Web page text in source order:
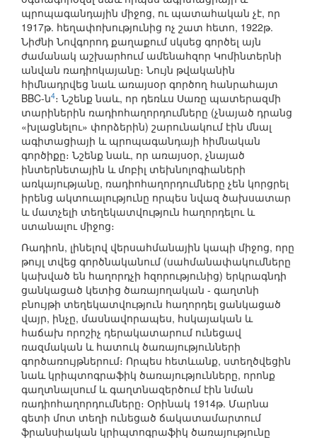
պրոպագանդային միջոց, ու պատահական չէ, որ
1917թ. հեղափոխությունից ոչ շատ հետո, 1922թ.
Նիժնի Նովգորոդ քաղաքում սկսեց գործել այն
ժամանակ աշխարհում ամենահզոր Կոմինտերնի
անվան ռադիոկայանը։ Նույն թվականին
հիմնադրվեց նաև առայսօր գործող հանրահայտ
BBC-ն4։ Նշենք նաև, որ դեռևս Սառը պատերազմի
տարիներին ռադիոհաղորդումները (չնայած դրանց
«խլացնելու» փորձերին) շարունակում էին մնալ
ագիտացիայի և պրոպագանդայի հիմնական
գործիքը։ Նշենք նաև, որ առայսօր, չնայած
ինտերնետային և մոբիլ տեխնոլոգիաների
առկայությանը, ռադիոհաղորդումները չեն կորցրել
իրենց ակտուալությունը որպես նվազ ծախսատար
և մատչելի տեղեկատվություն հաղորդելու և
ստանալու միջոց։
Ռադիոն, լինելով վերսահմանային կապի միջոց, որը
թույլ տվեց գործնականում (սահմանափակումները
կախված են հաղորդչի հզորությունից) երկրագնդի
ցանկացած կետից ծառայողական - գաղտնի
բնույթի տեղեկատվություն հաղորդել ցանկացած
վայր, ինչը, մասնավորապես, հսկայական և
հաճախ որոշիչ դերակատարում ունեցավ
ռազմական և հատուկ ծառայությունների
գործառույթներում։ Որպես հետևանք, ստեղծվեցին
նաև կրիպտոգրաֆիկ ծառայությունները, որոնք
գաղտնալսում և գաղտնազերծում էին նման
ռադիոհաղորդումները։ Օրինակ 1914թ. Մարնա
գետի մոտ տեղի ունեցած ճակատամարտում
ֆրանսիական կրիպտոգրաֆիկ ծառայությունը